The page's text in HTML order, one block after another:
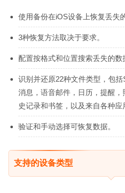
使用备份在iOS设备上恢复丢失
3种恢复方法取决于要求。
配置按格式和位置搜索丢失的数
识别并还原22种文件类型，包括
消息，语音邮件，日历，提醒
史记录和书签，以及来自各种应
验证和手动选择可恢复数据。
支持的设备类型